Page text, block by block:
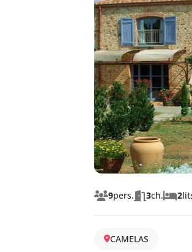
9pers. 3ch. 2
CAMELAS